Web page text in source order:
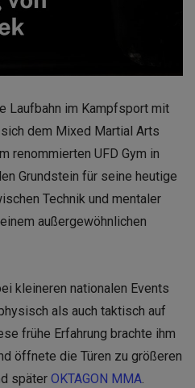
Laufbahn im Kampfsport mit
dem Mixed Martial Arts
renommierten UFD Gym in
Grundstein für seine heutige
Technik und mentaler
außergewöhnlichen
kleineren nationalen Events
als auch taktisch auf
frühe Erfahrung brachte ihm
öffnete die Türen zu größeren
später OKTAGON MMA.